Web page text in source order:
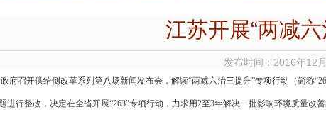
江苏开展“两减
发布时间：2016年12
府召开供给侧改革系列第八场新闻发布会，解读“两减六治三提升”专项行动（简称
进行整改，决定在全省开展“263”专项行动，力求用2至3年解决一批影响环境质量改